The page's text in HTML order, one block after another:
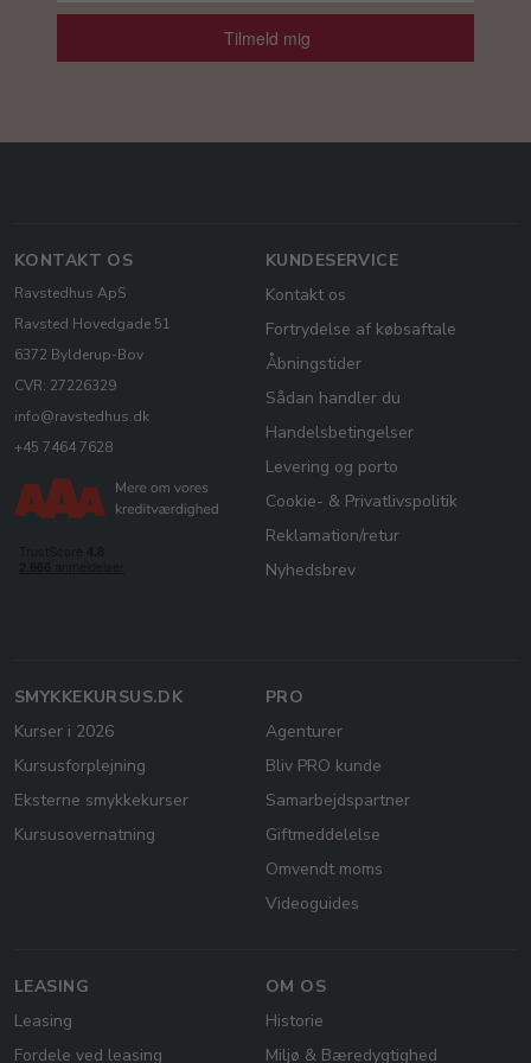
Tilmeld mig
KONTAKT OS
Ravstedhus ApS
Ravsted Hovedgade 51
6372 Bylderup-Bov
CVR: 27226329
info@ravstedhus.dk
+45 7464 7628
KUNDESERVICE
Kontakt os
Fortrydelse af købsaftale
Åbningstider
Sådan handler du
Handelsbetingelser
Levering og porto
Cookie- & Privatlivspolitik
Reklamation/retur
Nyhedsbrev
SMYKKEKURSUS.DK
Kurser i 2026
Kursusforplejning
Eksterne smykkekurser
Kursusovernatning
PRO
Agenturer
Bliv PRO kunde
Samarbejdspartner
Giftmeddelelse
Omvendt moms
Videoguides
LEASING
Leasing
Fordele ved leasing
OM OS
Historie
Miljø & Bæredygtighed